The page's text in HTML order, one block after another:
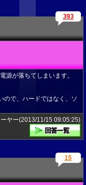
393
源が落ちてしまいます。
ので、ハードではなく、ソ
ヤー(2013/11/15 09:05:25)
15